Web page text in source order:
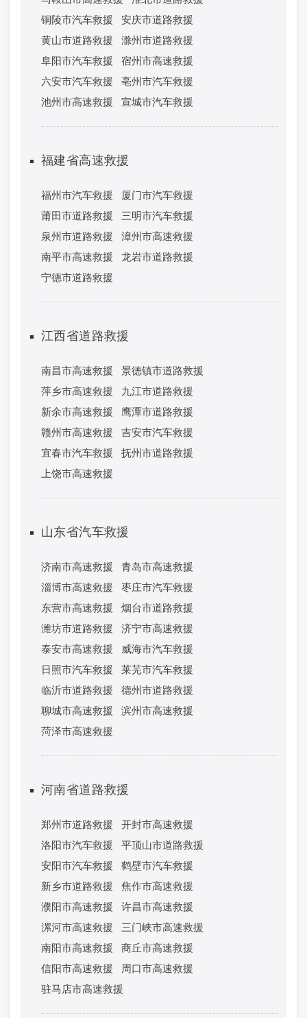
铜陵市汽车救援
安庆市道路救援
黄山市道路救援
滁州市道路救援
阜阳市汽车救援
宿州市高速救援
六安市汽车救援
亳州市汽车救援
池州市高速救援
宣城市汽车救援
福建省高速救援
福州市汽车救援
厦门市汽车救援
莆田市道路救援
三明市汽车救援
泉州市道路救援
漳州市高速救援
南平市高速救援
龙岩市道路救援
宁德市道路救援
江西省道路救援
南昌市高速救援
景德镇市道路救援
萍乡市高速救援
九江市道路救援
新余市高速救援
鹰潭市道路救援
赣州市高速救援
吉安市汽车救援
宜春市汽车救援
抚州市道路救援
上饶市高速救援
山东省汽车救援
济南市高速救援
青岛市高速救援
淄博市高速救援
枣庄市汽车救援
东营市高速救援
烟台市道路救援
潍坊市道路救援
济宁市高速救援
泰安市高速救援
威海市汽车救援
日照市汽车救援
莱芜市汽车救援
临沂市道路救援
德州市道路救援
聊城市高速救援
滨州市高速救援
菏泽市高速救援
河南省道路救援
郑州市道路救援
开封市高速救援
洛阳市汽车救援
平顶山市道路救援
安阳市汽车救援
鹤壁市汽车救援
新乡市道路救援
焦作市高速救援
濮阳市高速救援
许昌市高速救援
漯河市高速救援
三门峡市高速救援
南阳市高速救援
商丘市高速救援
信阳市高速救援
周口市高速救援
驻马店市高速救援